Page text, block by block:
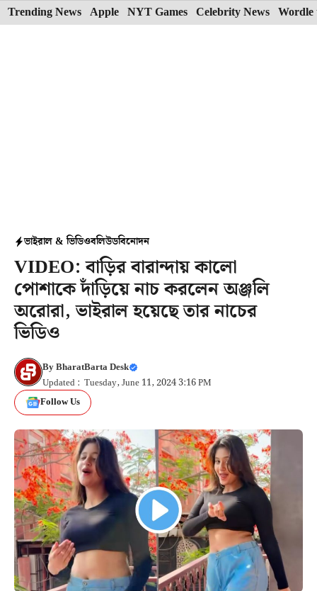
Skip
to
Trending News Apple NYT Games Celebrity News Wordle
ভাইরাল & ভিডিওবলিউডবিনোদন
VIDEO: বাড়ির বারান্দায় কালো
পোশাকে দাঁড়িয়ে নাচ করলেন অঞ্জলি
অরোরা, ভাইরাল হয়েছে তার নাচের
ভিডিও
ByBharatBarta Desk
Updated : Tuesday, June 11, 2024 3:16 PM
Follow Us